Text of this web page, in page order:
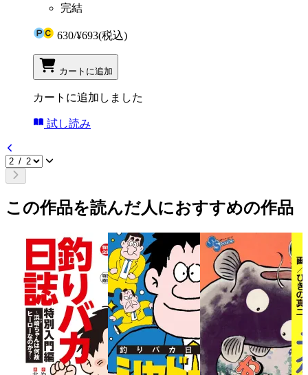
完結
630/¥693(税込)
カートに追加
カートに追加しました
試し読み
この作品を読んだ人におすすめの作品